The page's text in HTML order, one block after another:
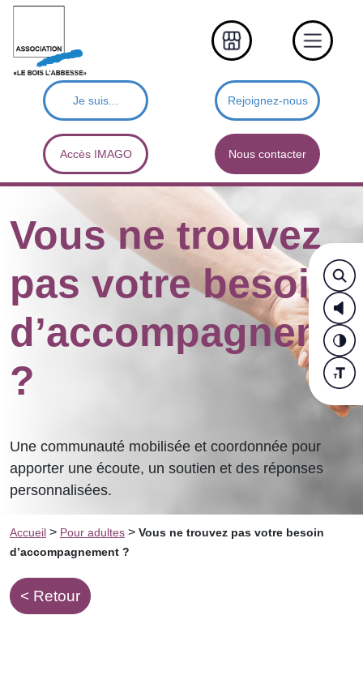
Je suis... Rejoignez-nous
Accès IMAGO Nous contacter
Vous ne trouvez
pas votre besoin
?
Une communauté mobilisée et coordonnée pour
apporter une écoute, un soutien et des réponses
personnalisées.
Accueil > Pour adultes > Vous ne trouvez pas votre besoin
d’accompagnement ?
< Retour